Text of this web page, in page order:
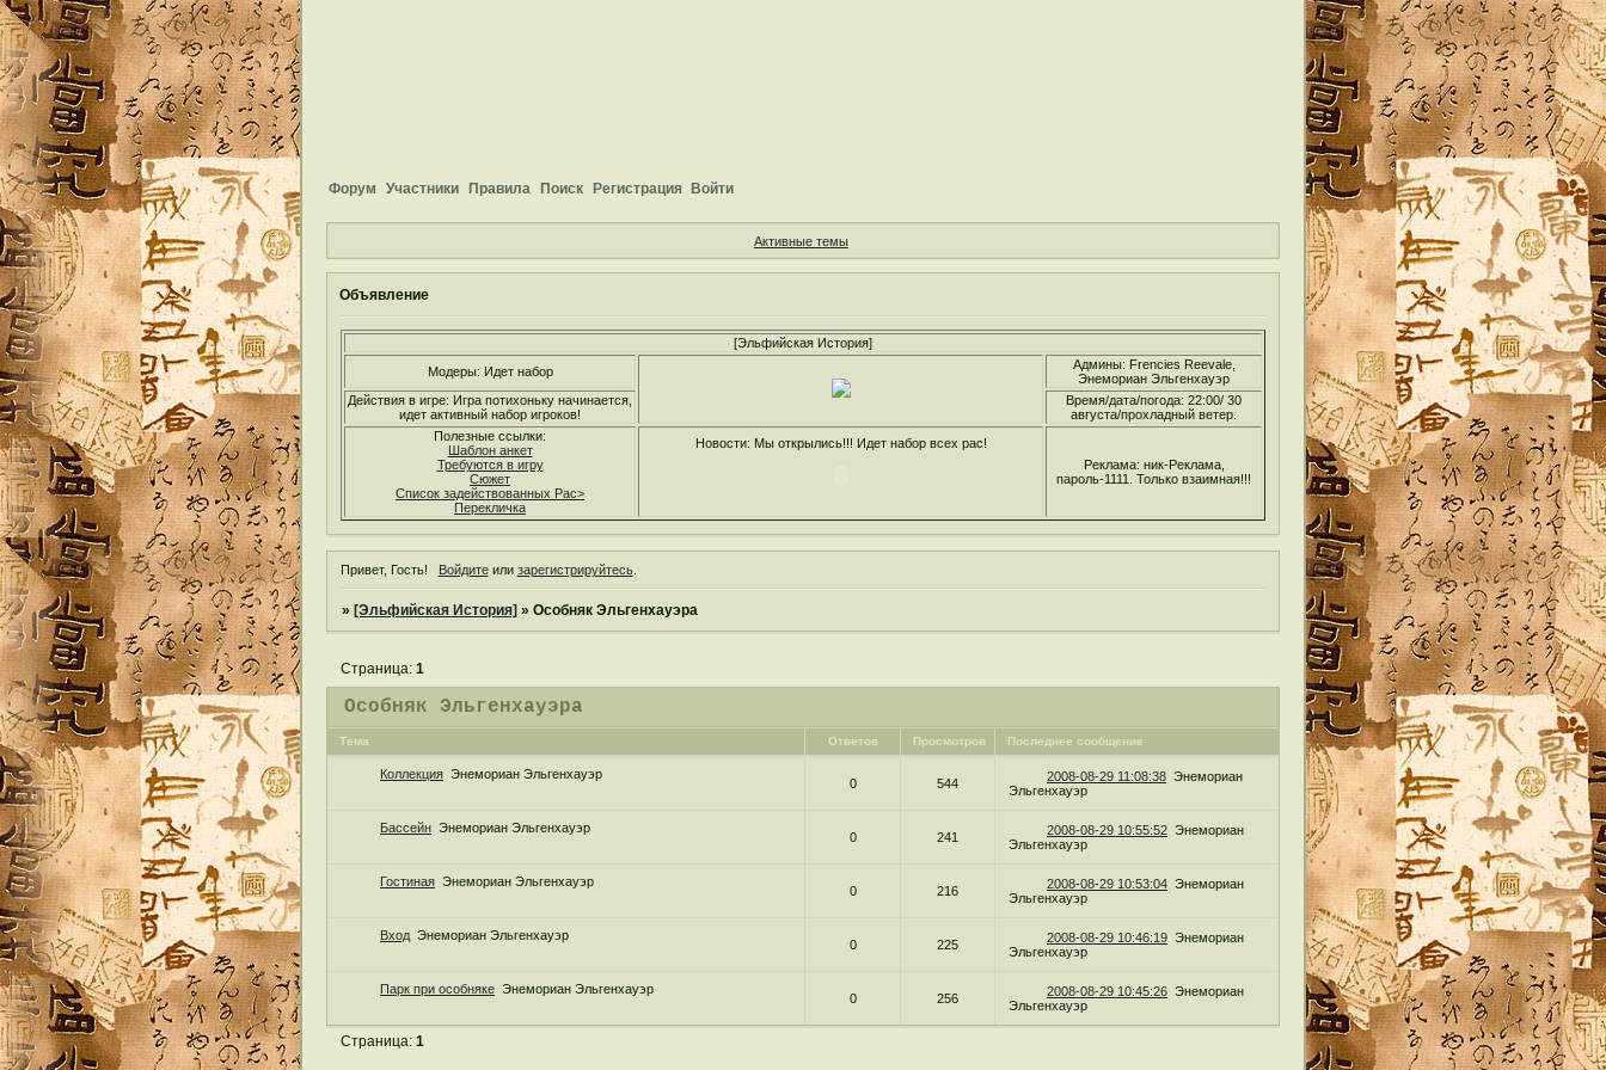
Форум Участники Правила Поиск Регистрация Войти
Активные темы
Объявление
[Эльфийская История]
Модеры: Идет набор
Админы: Frencies Reevale,
Энемориан Эльгенхауэр
Действия в игре: Игра потихоньку начинается,
идет активный набор игроков!
Время/дата/погода: 22:00/ 30
августа/прохладный ветер.
Полезные ссылки:
Шаблон анкет
Требуются в игру
Сюжет
Список задействованных Рас>
Перекличка
Новости: Мы открылись!!! Идет набор всех рас!
Реклама: ник-Реклама,
пароль-1111. Только взаимная!!!
Привет, Гость! Войдитеили зарегистрируйтесь.
»[Эльфийская История] »Особняк Эльгенхауэра
Особняк Эльгенхауэра
Страница:1
Тема Ответов Просмотров Последнее сообщение
Коллекция Энемориан Эльгенхауэр
0 544 2008-08-29 11:08:38 Энемориан
Эльгенхауэр
Бассейн Энемориан Эльгенхауэр
0 241 2008-08-29 10:55:52 Энемориан
Эльгенхауэр
Гостиная Энемориан Эльгенхауэр
0 216 2008-08-29 10:53:04 Энемориан
Эльгенхауэр
Вход Энемориан Эльгенхауэр
0 225 2008-08-29 10:46:19 Энемориан
Эльгенхауэр
Парк при особняке Энемориан Эльгенхауэр
0 256 2008-08-29 10:45:26 Энемориан
Эльгенхауэр
Страница:1